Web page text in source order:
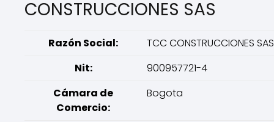
CONSTRUCCIONES SAS
Razón Social:
TCC CONSTRUCCIONES SAS
Nit:
900957721-4
Cámara de
Comercio:
Bogota